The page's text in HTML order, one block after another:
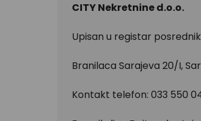
CITY Nekretnine d.o.o.
Upisan u registar
Branilaca Sarajeva 20/I,
Kontakt telefon: 033 550